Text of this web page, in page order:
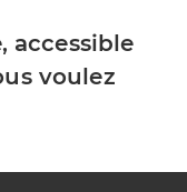
accessible
voulez